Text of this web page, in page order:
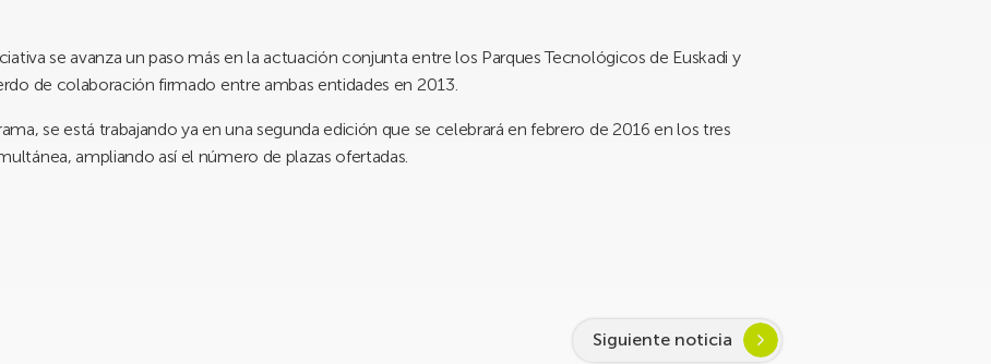
se avanza un paso más en la actuación conjunta entre los Parques Tecnológicos de Euskadi y
de colaboración firmado entre ambas entidades en 2013.
se está trabajando ya en una segunda edición que se celebrará en febrero de 2016 en los tres
ampliando así el número de plazas ofertadas.
Siguiente noticia